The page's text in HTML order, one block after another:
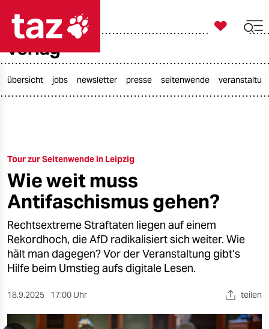
taz zahl ich
öko
gesellschaft
kultur
sport
berlin
nord
wahrheit

taz zahl ich
verlag
übersicht jobs newsletter presse seitenwende
Tour zur Seitenwende in Leipzig
Wie weit muss
Antifaschismus gehen?
Rechtsextreme Straftaten liegen auf einem
Rekordhoch, die AfD radikalisiert sich weiter. Wie
hält man dagegen? Vor der Veranstaltung gibt’s
Hilfe beim Umstieg aufs digitale Lesen.
18.9.2025 17:00 Uhr teilen